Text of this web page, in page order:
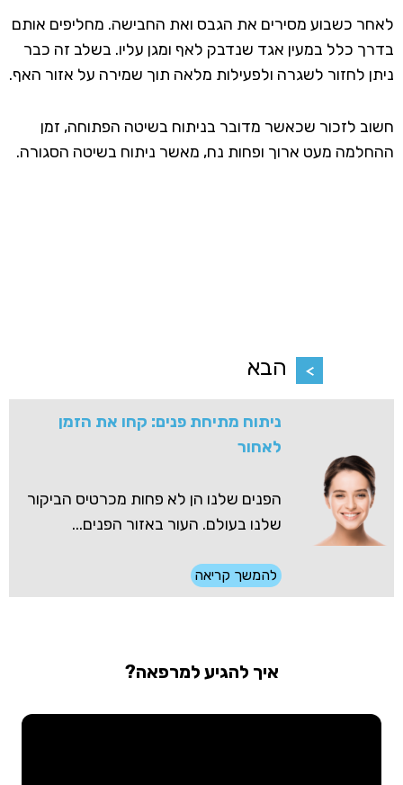
לאחר כשבוע מסירים את הגבס ואת החבישה. מחליפים אותם
בדרך כלל במעין אגד שנדבק לאף ומגן עליו. בשלב זה כבר
ניתן לחזור לשגרה ולפעילות מלאה תוך שמירה על אזור האף.
חשוב לזכור שכאשר מדובר בניתוח בשיטה הפתוחה, זמן
ההחלמה מעט ארוך ופחות נח, מאשר ניתוח בשיטה הסגורה.
הבא
ניתוח מתיחת פנים: קחו את הזמן
לאחור
הפנים שלנו הן לא פחות מכרטיס הביקור
שלנו בעולם. העור באזור הפנים...
להמשך קריאה
איך להגיע למרפאה?